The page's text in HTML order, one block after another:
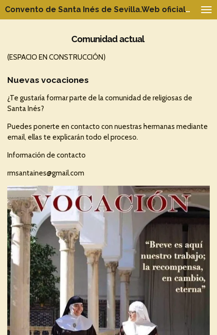
Ir
al
Convento de Santa Inés de Sevilla.Web oficial del Patrimonio
Comunidad actual
(ESPACIO EN CONSTRUCCIÓN)
Nuevas vocaciones
¿Te gustaría formar parte de la comunidad de religiosas de
Santa Inés?
Puedes ponerte en contacto con nuestras hermanas mediante
email, ellas te explicarán todo el proceso.
Información de contacto
rmsantaines@gmail.com